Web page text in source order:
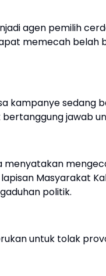
agen pemilih
memecah belah
kampanye sedang
jawab
menyatakan
Masyarakat
politik.
untuk tolak